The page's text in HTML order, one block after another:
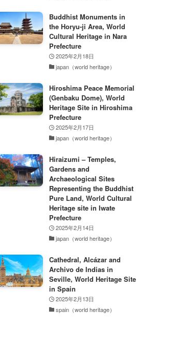
Buddhist Monuments in
the Horyu-ji Area, World
Cultural Heritage in Nara
Prefecture
2025年2月18日
japan（world heritage）
Hiroshima Peace Memorial
(Genbaku Dome), World
Heritage Site in Hiroshima
Prefecture
2025年2月17日
japan（world heritage）
Hiraizumi – Temples,
Gardens and
Archaeological Sites
Representing the Buddhist
Pure Land, World Cultural
Heritage site in Iwate
Prefecture
2025年2月14日
japan（world heritage）
Cathedral, Alcázar and
Archivo de Indias in
Seville, World Heritage Site
in Spain
2025年2月13日
spain（world heritage）